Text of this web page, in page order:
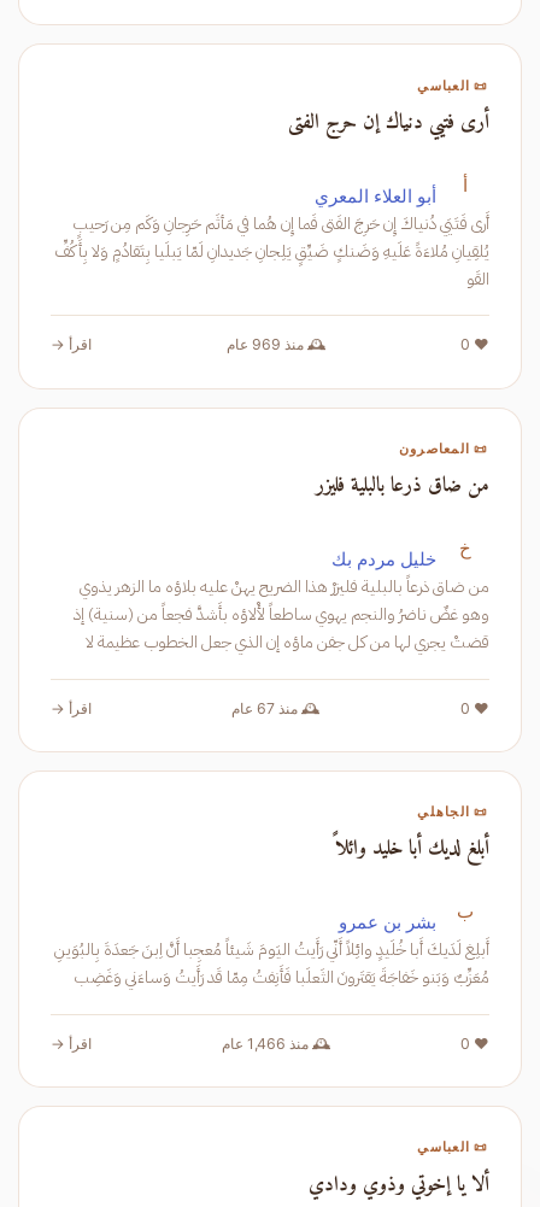
📜 العباسي
أرى فتيي دنياك إن حرج الفتى
أ أبو العلاء المعري
أَرى فَتَيَي دُنياكَ إِن حَرِجَ الفَتى فَما إِن هُما في مَأثَم حَرِجانِ وَكَم مِن رَحيبٍ
يُلقِيانِ مُلاءَةً عَلَيهِ وَضَنكٍ ضَيِّقٍ يَلِجانِ جَديدانِ لَمّا يَبلَيا بِتَقادُمٍ وَلا بِأَكُفِّ
القَو
❤️ 0 🕰️ منذ 969 عام اقرأ →
📜 المعاصرون
من ضاق ذرعا بالبلية فليزر
خ خليل مردم بك
من ضاق ذرعاً بالبلية فليزرْ هذا الضريح يهنْ عليه بلاؤه ما الزهر يذوي
وهو غضٌ ناضرُ والنجم يهوي ساطعاً لأْلاؤه بأَشدَّ فجعاً من (سنية) إذ
قضتْ يجري لها من كل جفن ماؤه إن الذي جعل الخطوب عظيمة لا
❤️ 0 🕰️ منذ 67 عام اقرأ →
📜 الجاهلي
أبلغ لديك أبا خليد وائلاً
ب بشر بن عمرو
أَبلِغ لَدَيكَ أَبا خُلَيدٍ وائِلاً أَنّي رَأَيتُ اليَومَ شَيئاً مُعجِبا أَنَّ اِبنَ جَعدَةَ بِالبُوَينِ
مُعَزِّبٌ وَبَنو خَفاجَةَ يَقتَرونَ الثَعلَبا فَأَنِفتُ مِمّا قَد رَأَيتُ وَساءَني وَغَضِب
❤️ 0 🕰️ منذ 1,466 عام اقرأ →
📜 العباسي
ألا يا إخوتي وذوي ودادي